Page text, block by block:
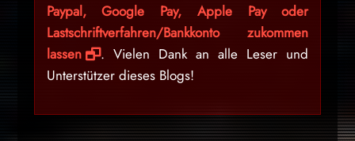
Paypal, Google Pay, Apple Pay oder
Lastschriftverfahren/Bankkonto zukommen
lassen
. Vielen Dank an alle Leser und
Unterstützer dieses Blogs!